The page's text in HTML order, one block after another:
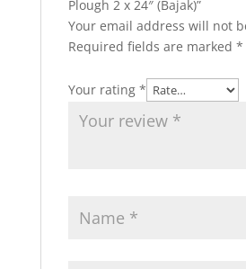
Plough 2 x 24″ (Bajak)”
Your email address will not
Required fields are marked *
Your rating *